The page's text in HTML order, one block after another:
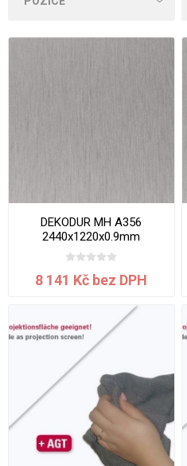
DEKODUR MH A356
2440x1220x0.9mm
8 141 Kč bez DPH